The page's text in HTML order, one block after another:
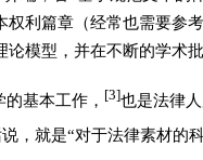
权利篇章（经常也需要参
论模型，并在不断的学术
基本工作， [3]也是法律
，就是“对于法律素材的